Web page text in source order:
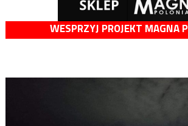
WESPRZYJ PROJEKT MAGNA